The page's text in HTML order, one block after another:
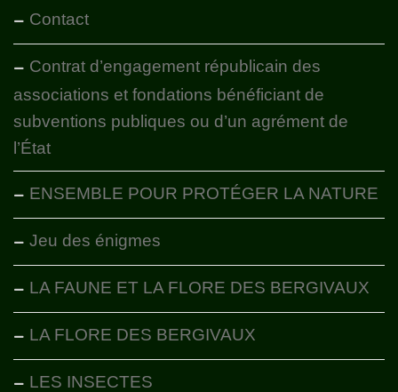
Contact
Contrat d’engagement républicain des
associations et fondations bénéficiant de
subventions publiques ou d’un agrément de
l’État
ENSEMBLE POUR PROTÉGER LA NATURE
Jeu des énigmes
LA FAUNE ET LA FLORE DES BERGIVAUX
LA FLORE DES BERGIVAUX
LES INSECTES